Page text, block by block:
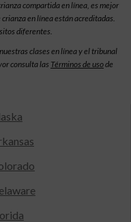
compartida en línea, es mejor
en línea están acreditadas.
diferentes.
clases en línea y el tribunal
consulta las Términos de usode